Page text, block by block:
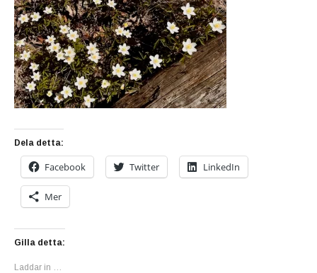
Dela detta:
Facebook Twitter LinkedIn
Mer
Gilla detta:
Laddar in …